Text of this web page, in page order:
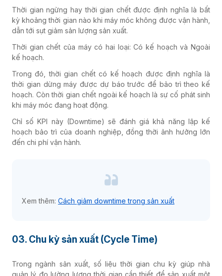
Thời gian ngừng hay thời gian chết được định nghĩa là bất
kỳ khoảng thời gian nào khi máy móc không được vận hành,
dẫn tới sụt giảm sản lượng sản xuất.
Thời gian chết của máy có hai loại: Có kế hoạch và Ngoài
kế hoạch.
Trong đó, thời gian chết có kế hoạch được định nghĩa là
thời gian dừng máy được dự báo trước để bảo trì theo kế
hoạch. Còn thời gian chết ngoài kế hoạch là sự cố phát sinh
khi máy móc đang hoạt động.
Chỉ số KPI này (Downtime) sẽ đánh giá khả năng lập kế
hoạch bảo trì của doanh nghiệp, đồng thời ảnh hưởng lớn
đến chi phí vận hành.
Xem thêm: Cách giảm downtime trong sản xuất
03. Chu kỳ sản xuất (Cycle Time)
Trong ngành sản xuất, số liệu thời gian chu kỳ giúp nhà